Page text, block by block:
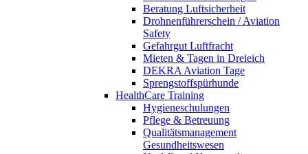
Beratung Luftsicherheit
Drohnenführerschein / Aviation
Safety
Gefahrgut Luftfracht
Mieten & Tagen in Dreieich
DEKRA Aviation Tage
Sprengstoffspürhunde
HealthCare Training
Hygieneschulungen
Pflege & Betreuung
Qualitätsmanagement
Gesundheitswesen